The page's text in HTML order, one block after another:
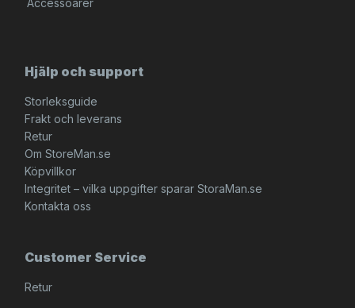
Hjälp och support
Storleksguide
Frakt och leverans
Retur
Om StoreMan.se
Köpvillkor
Integritet – vilka uppgifter sparar StoraMan.se
Kontakta oss
Customer Service
Retur